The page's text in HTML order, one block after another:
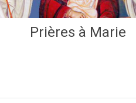
Prières à Marie